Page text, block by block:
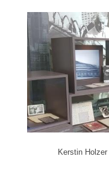
Kerstin